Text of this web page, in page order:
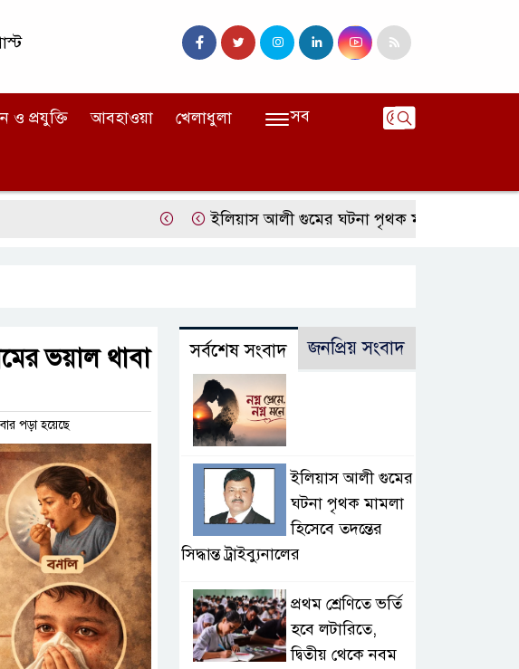
ও প্রযুক্তি আবহাওয়া খেলাধুলা সব
ইলিয়াস আলী গুমের ঘটনা পৃথক মামলা হিসেবে তদন্তের
ভয়াল থাবা
পড়া হয়েছে
সর্বশেষ সংবাদ জনপ্রিয় সংবাদ
ইলিয়াস আলী গুমের
ঘটনা পৃথক মামলা
হিসেবে তদন্তের
সিদ্ধান্ত ট্রাইব্যুনালের
প্রথম শ্রেণিতে ভর্তি
হবে লটারিতে,
দ্বিতীয় থেকে নবম